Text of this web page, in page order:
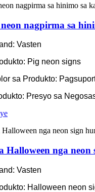
nagpirma sa
Vasten
Pig neon signs
sa Produkto:
Presyo sa
Halloween nga
Vasten
Halloween neon